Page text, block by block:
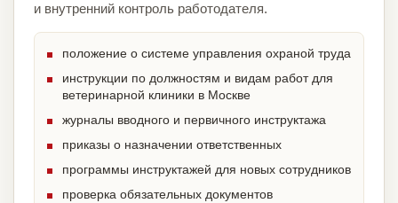
и внутренний контроль работодателя.
положение о системе управления охраной труда
инструкции по должностям и видам работ для
ветеринарной клиники в Москве
журналы вводного и первичного инструктажа
приказы о назначении ответственных
программы инструктажей для новых сотрудников
проверка обязательных документов